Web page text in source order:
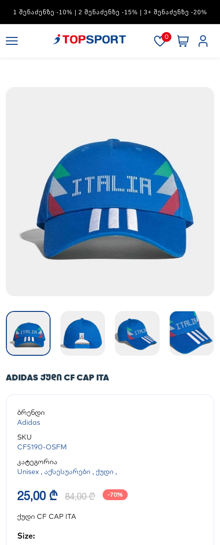
ᲨᲔᲜᲐᲫᲔᲜᲖᲔ -30%
0
ADIDAS ᲥᲣᲓᲘ CF CAP ITA
ბრენდი
Adidas
SKU
CF5190-OSFM
კატეგორია
Unisex , აქსესუარები , ქუდი ,
25,00 ₾ 84,00 ₾ -70%
ქუდი CF CAP ITA
Size: